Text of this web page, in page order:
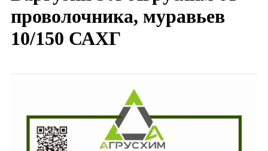
проволочника, муравьев
10/150 САХГ